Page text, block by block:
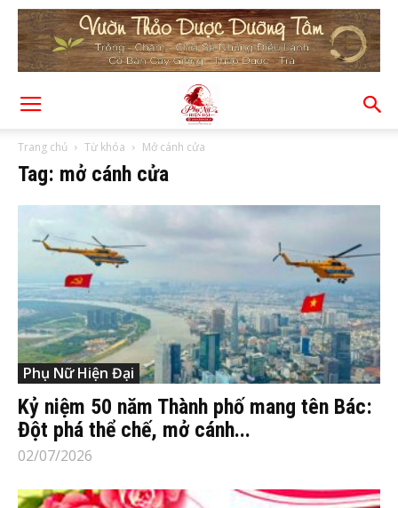
Trang chủ Từ khóa Mở cánh cửa
Tag: mở cánh cửa
Phụ Nữ Hiện Đại
Kỷ niệm 50 năm Thành phố mang tên Bác:
Đột phá thể chế, mở cánh...
02/07/2026